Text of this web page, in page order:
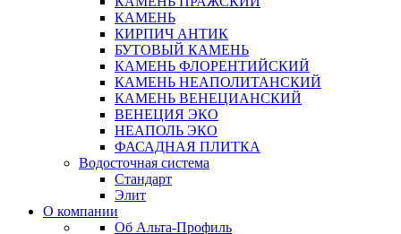
КАМЕНЬ
КИРПИЧ АНТИК
БУТОВЫЙ КАМЕНЬ
КАМЕНЬ ФЛОРЕНТИЙСКИЙ
КАМЕНЬ НЕАПОЛИТАНСКИЙ
КАМЕНЬ ВЕНЕЦИАНСКИЙ
ВЕНЕЦИЯ ЭКО
НЕАПОЛЬ ЭКО
ФАСАДНАЯ ПЛИТКА
Водосточная система
Стандарт
Элит
О компании
Об Альта-Профиль